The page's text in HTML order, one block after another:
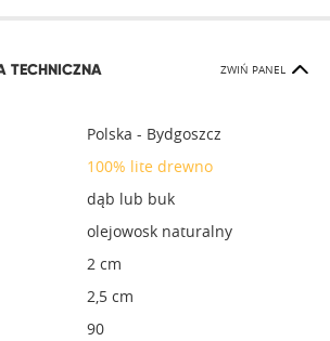
TECHNICZNA ZWIŃ PANEL
Polska - Bydgoszcz
100% lite drewno
dąb lub buk
olejowosk naturalny
2 cm
2,5 cm
90